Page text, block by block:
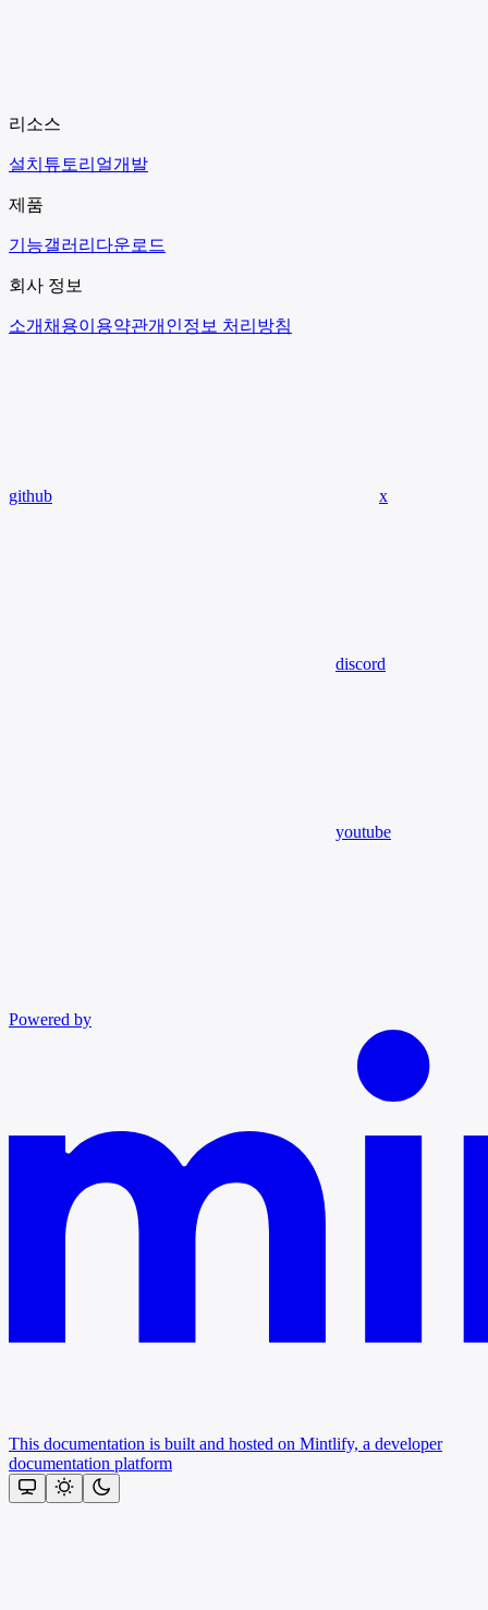
리소스
설치 튜토리얼개발
제품
기능갤러리 다운로드
회사 정보
소개 채용이용약관개인정보 처리방침
github x
discord
youtube
Powered by
This documentation is built and hosted on Mintlify, a developer
documentation platform